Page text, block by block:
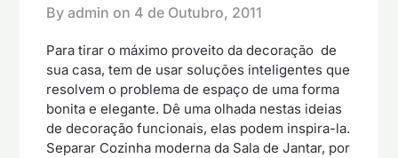
By admin on 4 de Outubro, 2011
Para tirar o máximo proveito da decoração de
sua casa, tem de usar soluções inteligentes que
resolvem o problema de espaço de uma forma
bonita e elegante. Dê uma olhada nestas ideias
de decoração funcionais, elas podem inspira-la.
Separar Cozinha moderna da Sala de Jantar, por